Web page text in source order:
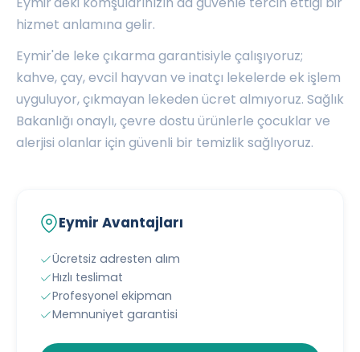
hizmet anlamına gelir.
Eymir'de leke çıkarma garantisiyle çalışıyoruz;
kahve, çay, evcil hayvan ve inatçı lekelerde ek işlem
uyguluyor, çıkmayan lekeden ücret almıyoruz. Sağlık
Bakanlığı onaylı, çevre dostu ürünlerle çocuklar ve
alerjisi olanlar için güvenli bir temizlik sağlıyoruz.
Eymir Avantajları
Ücretsiz adresten alım
Hızlı teslimat
Profesyonel ekipman
Memnuniyet garantisi